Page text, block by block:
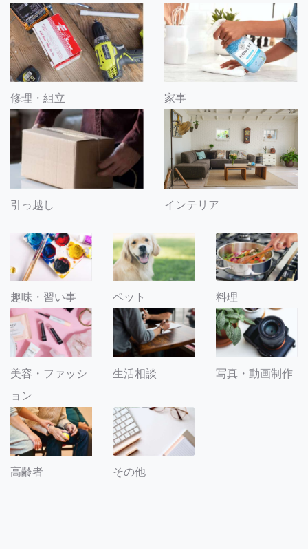
修理・組立 家事
引っ越し インテリア
趣味・習い事 ペット 料理
美容・ファッシ
ョン
生活相談 写真・動画制作
高齢者 その他